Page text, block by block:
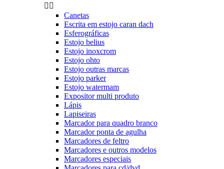
 
Canetas
Escrita em estojo caran dach
Esferográficas
Estojo belius
Estojo inoxcrom
Estojo ohto
Estojo outras marcas
Estojo parker
Estojo watermam
Expositor multi produto
Lápis
Lapiseiras
Marcador para quadro branco
Marcador ponta de agulha
Marcadores de feltro
Marcadores e outros modelos
Marcadores especiais